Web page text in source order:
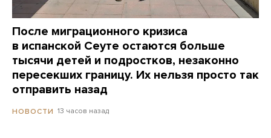
После миграционного кризиса
в испанской Сеуте остаются больше
тысячи детей и подростков, незаконно
пересекших границу. Их нельзя просто так
отправить назад
НОВОСТИ 13 часов назад